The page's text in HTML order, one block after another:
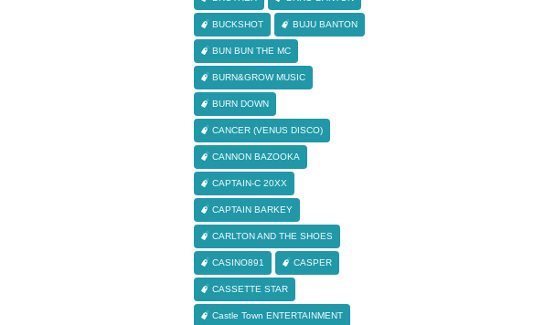
BUCKSHOT BUJU BANTON
BUN BUN THE MC
BURN&GROW MUSIC
BURN DOWN
CANCER (VENUS DISCO)
CANNON BAZOOKA
CAPTAIN-C 20XX
CAPTAIN BARKEY
CARLTON AND THE SHOES
CASINO891 CASPER
CASSETTE STAR
Castle Town ENTERTAINMENT